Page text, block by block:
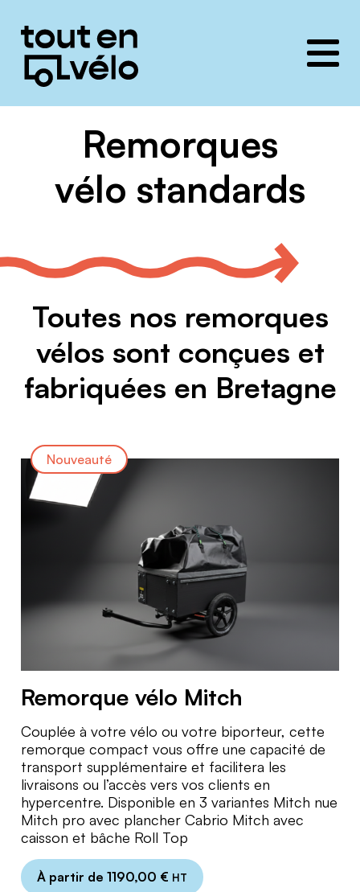
Toutenvélo
solutions
Remorques
vélo standards
Toutes nos remorques
vélos sont conçues et
fabriquées en Bretagne
Nouveauté
Remorque vélo Mitch
Couplée à votre vélo ou votre biporteur, cette
remorque compact vous offre une capacité de
transport supplémentaire et facilitera les
livraisons ou l’accès vers vos clients en
hypercentre. Disponible en 3 variantes Mitch nue
Mitch pro avec plancher Cabrio Mitch avec
caisson et bâche Roll Top
À partir de 1190,00 € HT